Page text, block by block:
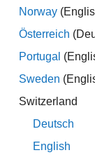
、[要件の設
のリンク]タブ
Norway
Österreich
Portugal
Sweden
Switzerland
Deutsch
English